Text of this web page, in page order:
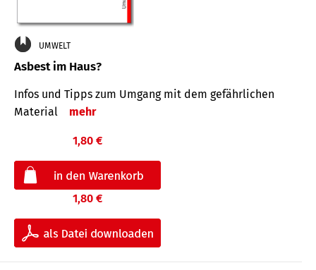
UMWELT
Asbest im Haus?
Infos und Tipps zum Um­gang mit dem ge­fähr­lichen
Mate­rial
mehr
1,80 €
1,80 €